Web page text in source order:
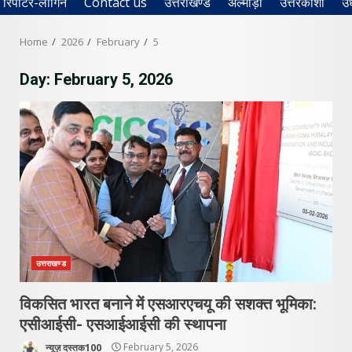
Home 2026 February 5
Day: February 5, 2026
उत्तराखण्ड
विकसित भारत बनाने में एसआरएचयू की सशक्त भूमिका:
एसीआईसी- एसआईआईसी की स्थापना
न्यूज़ दस्तक100 February 5, 2026